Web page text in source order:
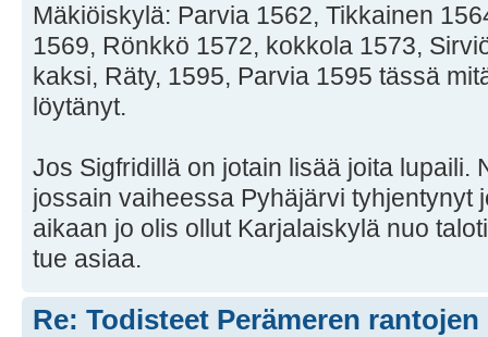
Mäkiöiskylä: Parvia 1562, Tikkainen
1569, Rönkkö 1572, kokkola 1573,
kaksi, Räty, 1595, Parvia 1595 tässä
löytänyt.
Jos Sigfridillä on jotain lisää joita lupaili.
jossain vaiheessa Pyhäjärvi tyhjentynyt
aikaan jo olis ollut Karjalaiskylä nuo
tue asiaa.
Re: Todisteet Perämeren rantojen